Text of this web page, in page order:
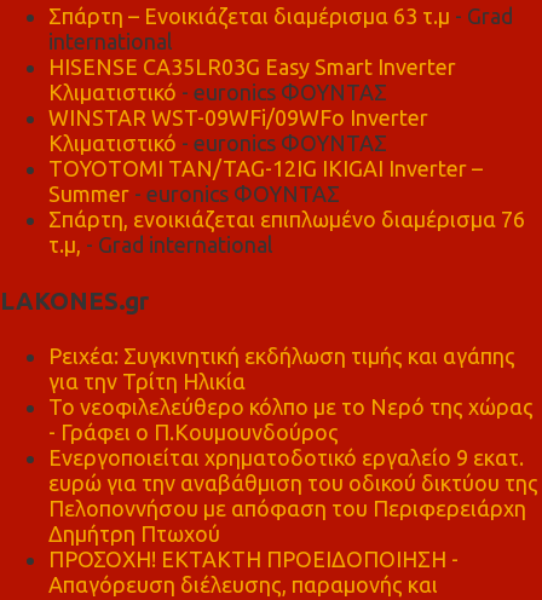
Σπάρτη – Ενοικιάζεται διαμέρισμα 63 τ.μ - Grad
international
HISENSE CA35LR03G Easy Smart Inverter
Κλιματιστικό - euronics ΦΟΥΝΤΑΣ
WINSTAR WST-09WFi/09WFo Inverter
Κλιματιστικό - euronics ΦΟΥΝΤΑΣ
TOYOTOMI TAN/TAG-12IG IKIGAI Inverter –
Summer - euronics ΦΟΥΝΤΑΣ
Σπάρτη, ενοικιάζεται επιπλωμένο διαμέρισμα 76
τ.μ, - Grad international
LAKONES.gr
Ρειχέα: Συγκινητική εκδήλωση τιμής και αγάπης
για την Τρίτη Ηλικία
Το νεοφιλελεύθερο κόλπο με το Νερό της χώρας
- Γράφει ο Π.Κουμουνδούρος
Ενεργοποιείται χρηματοδοτικό εργαλείο 9 εκατ.
ευρώ για την αναβάθμιση του οδικού δικτύου της
Πελοποννήσου με απόφαση του Περιφερειάρχη
Δημήτρη Πτωχού
ΠΡΟΣΟΧΗ! ΕΚΤΑΚΤΗ ΠΡΟΕΙΔΟΠΟΙΗΣΗ -
Απαγόρευση διέλευσης, παραμονής και